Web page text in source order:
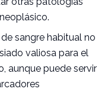
de sangre habitual no
valiosa para el
aunque puede servir